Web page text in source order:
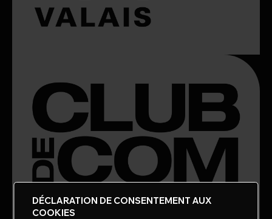
DÉCLARATION DE CONSENTEMENT AUX
COOKIES